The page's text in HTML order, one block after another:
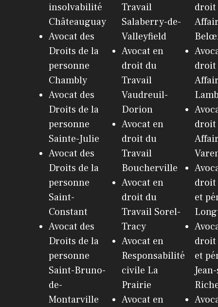
insolvabilité
Châteauguay
Avocat des
Droits de la
personne
Chambly
Avocat des
Droits de la
personne
Sainte-Julie
Avocat des
Droits de la
personne
Saint-
Constant
Avocat des
Droits de la
personne
Saint-Bruno-
de-
Montarville
Travail
Salaberry-de-
Valleyfield
Avocat en
droit du
Travail
Vaudreuil-
Dorion
Avocat en
droit du
Travail
Boucherville
Avocat en
droit du
Travail Sorel-
Tracy
Avocat en
Responsabilité
civile La
Prairie
Avocat en
droit
droit
droit
et
et